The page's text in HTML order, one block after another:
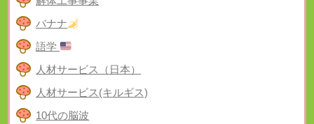
バナナ
語学
人材サービス（日本）
人材サービス(キルギス)
10代の脳波